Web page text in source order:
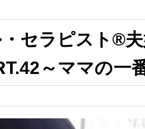
セラピスト®
～ママの一